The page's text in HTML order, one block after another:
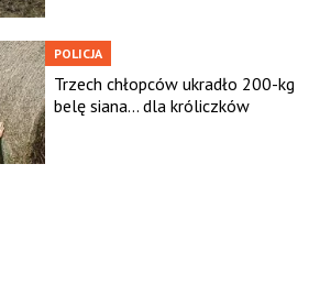
POLICJA
Trzech chłopców ukradło 200-kg
belę siana... dla króliczków